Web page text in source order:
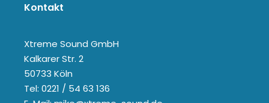
Kontakt
Xtreme Sound GmbH
Kalkarer Str. 2
50733 Köln
Tel: 0221 / 54 63 136